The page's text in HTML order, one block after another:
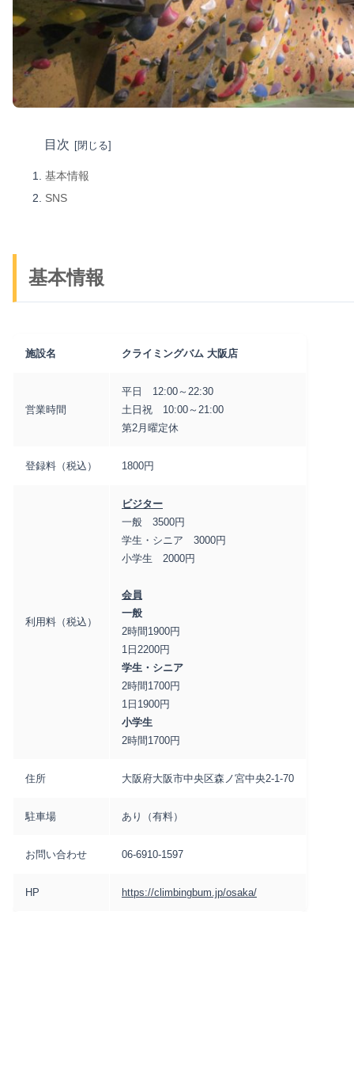
目次
基本情報
SNS
基本情報
施設名 クライミングバム 大阪店
営業時間
平日 12:00～22:30
土日祝 10:00～21:00
第2月曜定休
登録料（税込） 1800円
利用料（税込）
ビジター
一般 3500円
学生・シニア 3000円
小学生 2000円
会員
一般
2時間1900円
1日2200円
学生・シニア
2時間1700円
1日1900円
小学生
2時間1700円
住所 大阪府大阪市中央区森ノ宮中央2-1-70
駐車場 あり（有料）
お問い合わせ 06-6910-1597
HP https://climbingbum.jp/osaka/